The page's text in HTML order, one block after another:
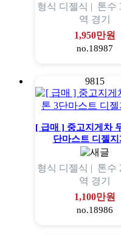
형식 디젤식 | 톤수
역 경기
1,950만원
no.18987
9815
[ 급매 ] 중고지게차
단마스트 디젤지
형식 디젤식 | 톤수
역 경기
1,100만원
no.18986